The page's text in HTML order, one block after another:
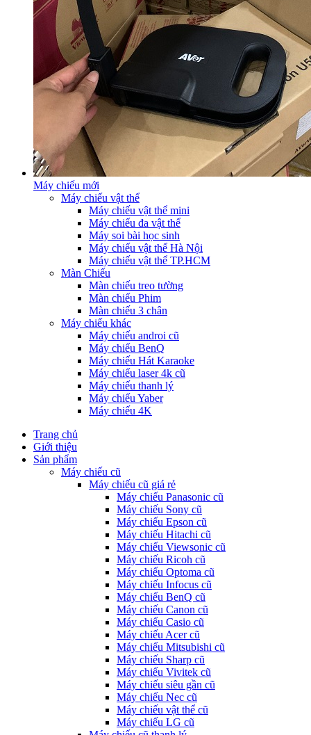
Máy chiếu mới
Máy chiếu vật thể
Máy chiếu vật thể mini
Máy chiếu đa vật thể
Máy soi bài học sinh
Máy chiếu vật thể Hà Nội
Máy chiếu vật thể TP.HCM
Màn Chiếu
Màn chiếu treo tường
Màn chiếu Phim
Màn chiếu 3 chân
Máy chiếu khác
Máy chiếu androi cũ
Máy chiếu BenQ
Máy chiếu Hát Karaoke
Máy chiếu laser 4k cũ
Máy chiếu thanh lý
Máy chiếu Yaber
Máy chiếu 4K
Trang chủ
Giới thiệu
Sản phẩm
Máy chiếu cũ
Máy chiếu cũ giá rẻ
Máy chiếu Panasonic cũ
Máy chiếu Sony cũ
Máy chiếu Epson cũ
Máy chiếu Hitachi cũ
Máy chiếu Viewsonic cũ
Máy chiếu Ricoh cũ
Máy chiếu Optoma cũ
Máy chiếu Infocus cũ
Máy chiếu BenQ cũ
Máy chiếu Canon cũ
Máy chiếu Casio cũ
Máy chiếu Acer cũ
Máy chiếu Mitsubishi cũ
Máy chiếu Sharp cũ
Máy chiếu Vivitek cũ
Máy chiếu siêu gần cũ
Máy chiếu Nec cũ
Máy chiếu vật thể cũ
Máy chiếu LG cũ